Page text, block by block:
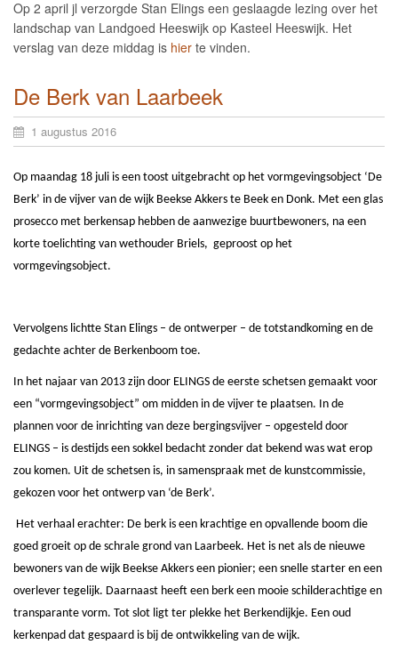
Op 2 april jl verzorgde Stan Elings een geslaagde lezing over het
landschap van Landgoed Heeswijk op Kasteel Heeswijk. Het
verslag van deze middag is hier te vinden.
De Berk van Laarbeek
1 augustus 2016
Op maandag 18 juli is een toost uitgebracht op het vormgevingsobject ‘De
Berk’ in de vijver van de wijk Beekse Akkers te Beek en Donk. Met een glas
prosecco met berkensap hebben de aanwezige buurtbewoners, na een
korte toelichting van wethouder Briels, geproost op het
vormgevingsobject.
Vervolgens lichtte Stan Elings – de ontwerper – de totstandkoming en de
gedachte achter de Berkenboom toe.
In het najaar van 2013 zijn door ELINGS de eerste schetsen gemaakt voor
een “vormgevingsobject” om midden in de vijver te plaatsen. In de
plannen voor de inrichting van deze bergingsvijver – opgesteld door
ELINGS – is destijds een sokkel bedacht zonder dat bekend was wat erop
zou komen. Uit de schetsen is, in samenspraak met de kunstcommissie,
gekozen voor het ontwerp van ‘de Berk’.
Het verhaal erachter: De berk is een krachtige en opvallende boom die
goed groeit op de schrale grond van Laarbeek. Het is net als de nieuwe
bewoners van de wijk Beekse Akkers een pionier; een snelle starter en een
overlever tegelijk. Daarnaast heeft een berk een mooie schilderachtige en
transparante vorm. Tot slot ligt ter plekke het Berkendijkje. Een oud
kerkenpad dat gespaard is bij de ontwikkeling van de wijk.